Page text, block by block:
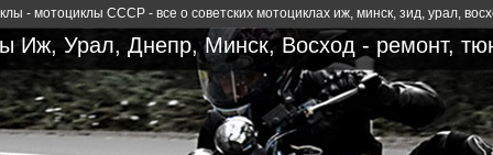
- мотоциклы СССР - все о советских мотоциклах иж, минск, зид, урал,
Иж, Урал, Днепр, Минск, Восход - ремонт,